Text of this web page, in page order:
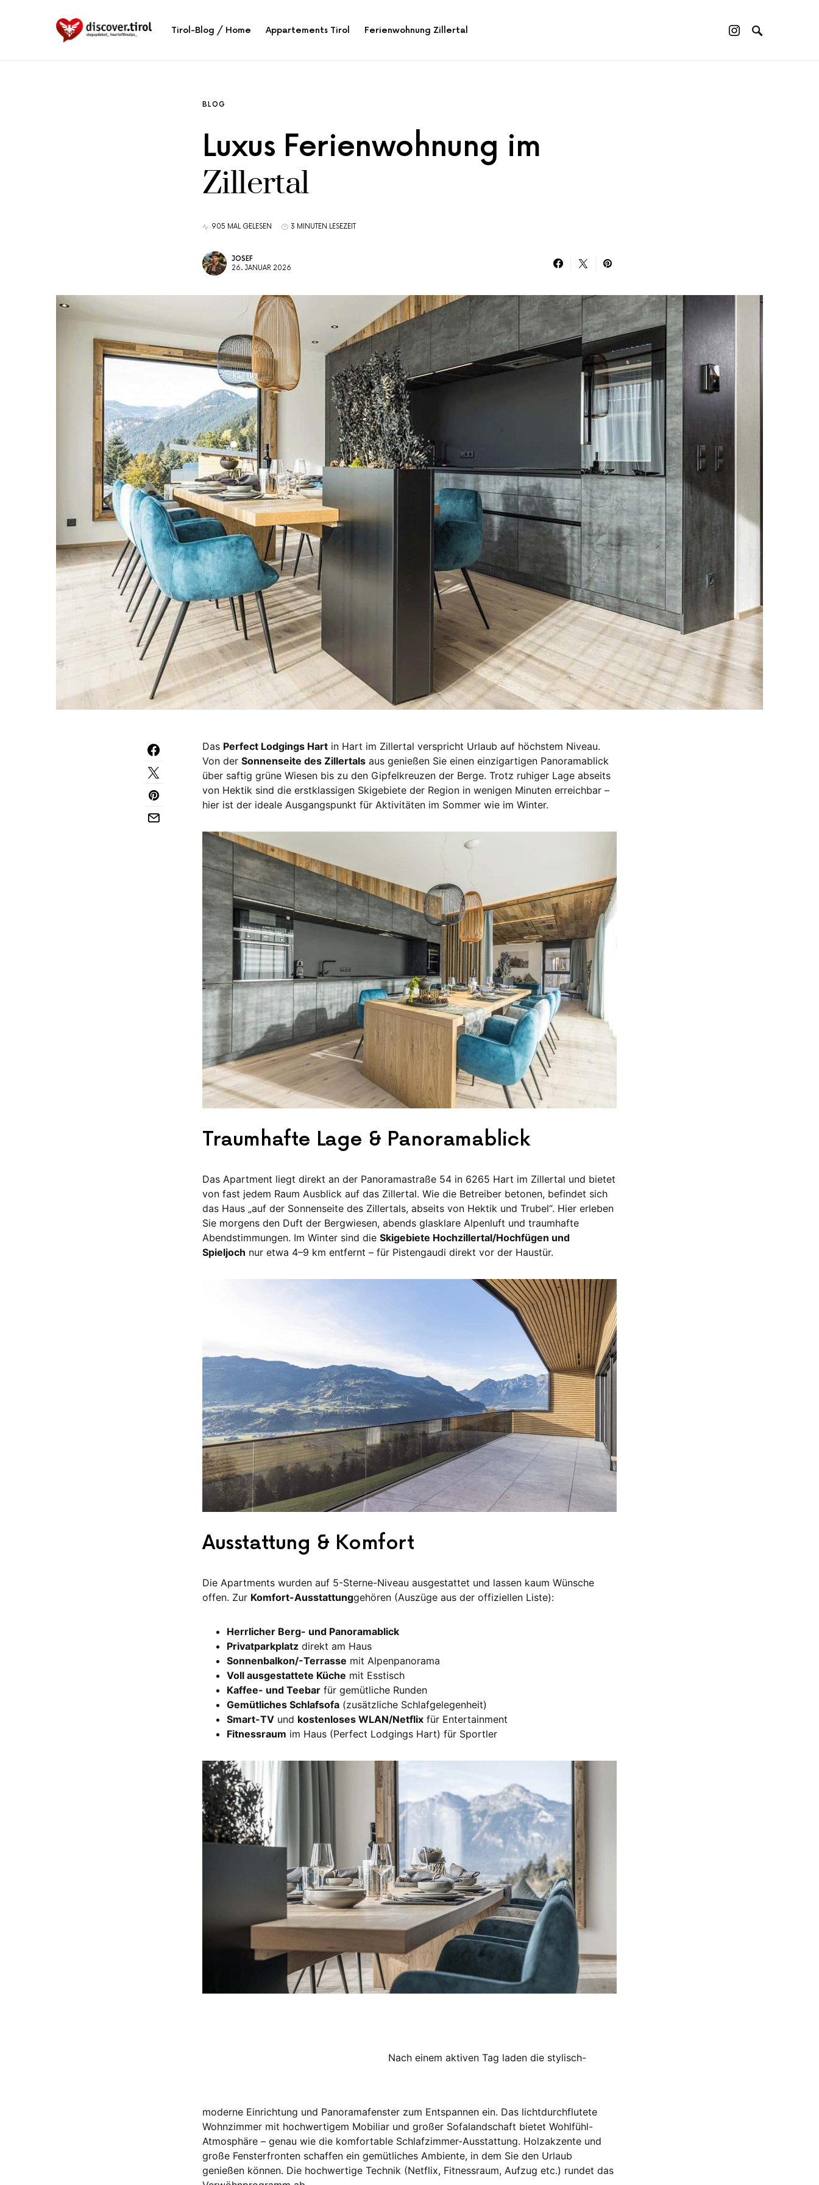
Tirol-Blog / Home Appartements Tirol Ferienwohnung Zillertal
BLOG
Luxus Ferienwohnung im
Zillertal
905 MAL GELESEN 3 MINUTEN LESEZEIT
JOSEF
26. JANUAR 2026
Das Perfect Lodgings Hart in Hart im Zillertal verspricht Urlaub auf höchstem Niveau.
Von der Sonnenseite des Zillertals aus genießen Sie einen einzigartigen Panoramablick
über saftig grüne Wiesen bis zu den Gipfelkreuzen der Berge. Trotz ruhiger Lage abseits
von Hektik sind die erstklassigen Skigebiete der Region in wenigen Minuten erreichbar –
hier ist der ideale Ausgangspunkt für Aktivitäten im Sommer wie im Winter.
Traumhafte Lage & Panoramablick
Das Apartment liegt direkt an der Panoramastraße 54 in 6265 Hart im Zillertal und bietet
von fast jedem Raum Ausblick auf das Zillertal. Wie die Betreiber betonen, befindet sich
das Haus „auf der Sonnenseite des Zillertals, abseits von Hektik und Trubel“. Hier erleben
Sie morgens den Duft der Bergwiesen, abends glasklare Alpenluft und traumhafte
Abendstimmungen. Im Winter sind die Skigebiete Hochzillertal/Hochfügen und
Spieljoch nur etwa 4–9 km entfernt – für Pistengaudi direkt vor der Haustür.
Ausstattung & Komfort
Die Apartments wurden auf 5-Sterne-Niveau ausgestattet und lassen kaum Wünsche
offen. Zur Komfort-Ausstattunggehören (Auszüge aus der offiziellen Liste):
Herrlicher Berg- und Panoramablick
Privatparkplatz direkt am Haus
Sonnenbalkon/-Terrasse mit Alpenpanorama
Voll ausgestattete Küche mit Esstisch
Kaffee- und Teebar für gemütliche Runden
Gemütliches Schlafsofa (zusätzliche Schlafgelegenheit)
Smart-TV und kostenloses WLAN/Netflix für Entertainment
Fitnessraum im Haus (Perfect Lodgings Hart) für Sportler
Nach einem aktiven Tag laden die stylisch-
moderne Einrichtung und Panoramafenster zum Entspannen ein. Das lichtdurchflutete
Wohnzimmer mit hochwertigem Mobiliar und großer Sofalandschaft bietet Wohlfühl-
Atmosphäre – genau wie die komfortable Schlafzimmer-Ausstattung. Holzakzente und
große Fensterfronten schaffen ein gemütliches Ambiente, in dem Sie den Urlaub
genießen können. Die hochwertige Technik (Netflix, Fitnessraum, Aufzug etc.) rundet das